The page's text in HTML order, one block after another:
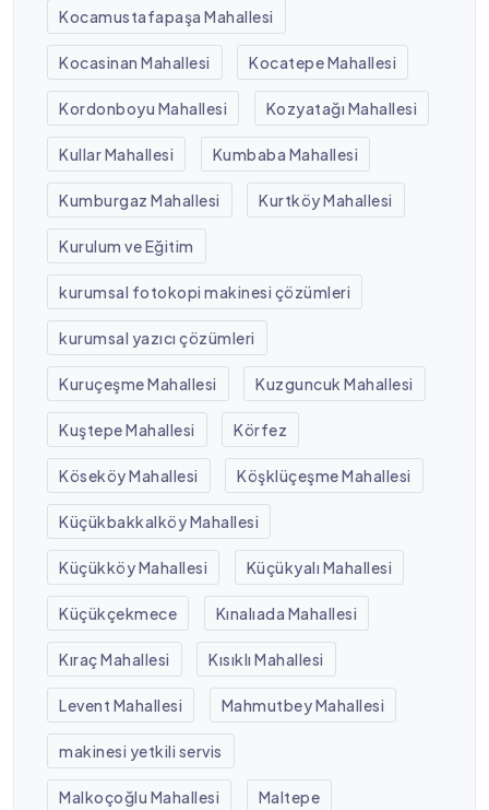
Kocamustafapaşa Mahallesi
Kocasinan Mahallesi Kocatepe Mahallesi
Kordonboyu Mahallesi Kozyatağı Mahallesi
Kullar Mahallesi Kumbaba Mahallesi
Kumburgaz Mahallesi Kurtköy Mahallesi
Kurulum ve Eğitim
kurumsal fotokopi makinesi çözümleri
kurumsal yazıcı çözümleri
Kuruçeşme Mahallesi Kuzguncuk Mahallesi
Kuştepe Mahallesi Körfez
Köseköy Mahallesi Köşklüçeşme Mahallesi
Küçükbakkalköy Mahallesi
Küçükköy Mahallesi Küçükyalı Mahallesi
Küçükçekmece Kınalıada Mahallesi
Kıraç Mahallesi Kısıklı Mahallesi
Levent Mahallesi Mahmutbey Mahallesi
makinesi yetkili servis
Malkoçoğlu Mahallesi Maltepe